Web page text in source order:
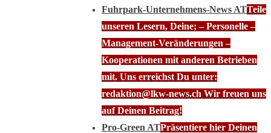
Fuhrpark-Unternehmens-News ATTeile
unseren Lesern, Deine; – Personelle –
Management-Veränderungen –
Kooperationen mit anderen Betrieben
mit. Uns erreichst Du unter:
redaktion@lkw-news.ch Wir freuen uns
auf Deinen Beitrag!
Pro-Green ATPräsentiere hier Deinen